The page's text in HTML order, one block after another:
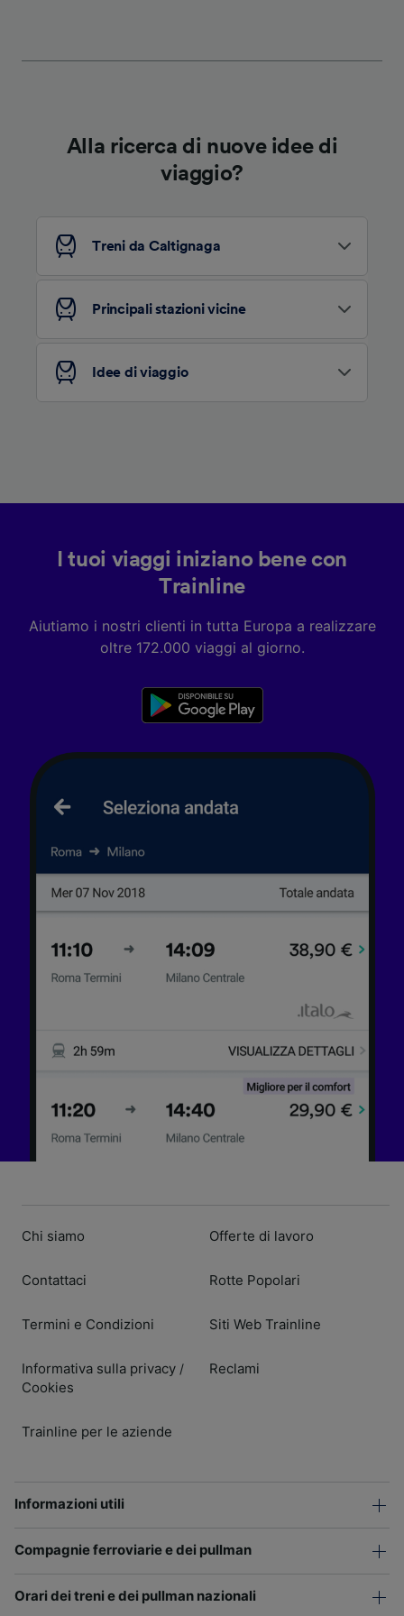
Alla ricerca di nuove idee di
viaggio?
Treni da Caltignaga
Principali stazioni vicine
Idee di viaggio
I tuoi viaggi iniziano bene con
Trainline
Aiutiamo i nostri clienti in tutta Europa a realizzare
oltre 172.000 viaggi al giorno.
Chi siamo
Contattaci
Termini e Condizioni
Informativa sulla privacy /
Cookies
Trainline per le aziende
Offerte di lavoro
Rotte Popolari
Siti Web Trainline
Reclami
Informazioni utili
Compagnie ferroviarie e dei pullman
Orari dei treni e dei pullman nazionali